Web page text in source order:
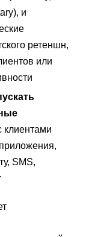
и
ретеншн,
или
клиентами
SMS,